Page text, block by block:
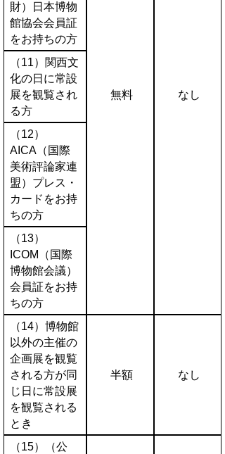
無料 なし
財）日本博物
館協会会員証
をお持ちの方
（11）関西文
化の日に常設
展を観覧され
る方
（12）
AICA（国際
美術評論家連
盟）プレス・
カードをお持
ちの方
（13）
ICOM（国際
博物館会議）
会員証をお持
ちの方
（14）博物館
以外の主催の
企画展を観覧
される方が同
じ日に常設展
を観覧される
とき
半額 なし
（15）（公